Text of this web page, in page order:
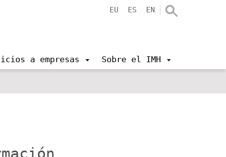
EU ES EN
a empresas Sobre el IMH